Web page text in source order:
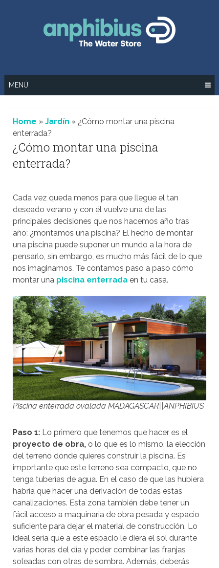
MENÚ
Home »Jardín » ¿Cómo montar una piscina
enterrada?
¿Cómo montar una piscina
enterrada?
Cada vez queda menos para que llegue el tan
deseado verano y con él vuelve una de las
principales decisiones que nos hacemos año tras
año: ¿montamos una piscina? El hecho de montar
una piscina puede suponer un mundo a la hora de
pensarlo, sin embargo, es mucho más fácil de lo que
nos imaginamos. Te contamos paso a paso cómo
montar una piscina enterrada en tu casa.
Piscina enterrada ovalada MADAGASCAR||ANPHIBIUS
Paso 1: Lo primero que tenemos que hacer es el
proyecto de obra, o lo que es lo mismo, la elección
del terreno donde quieres construir la piscina. Es
importante que este terreno sea compacto, que no
tenga tuberías de agua. En el caso de que las hubiera
habría que hacer una derivación de todas estas
canalizaciones. Esta zona también debe tener un
fácil acceso a maquinaria de obra pesada y espacio
suficiente para dejar el material de construcción. Lo
ideal sería que a este espacio le diera el sol durante
varias horas del día y poder combinar las franjas
soleadas con otras de sombra. Además, deberás